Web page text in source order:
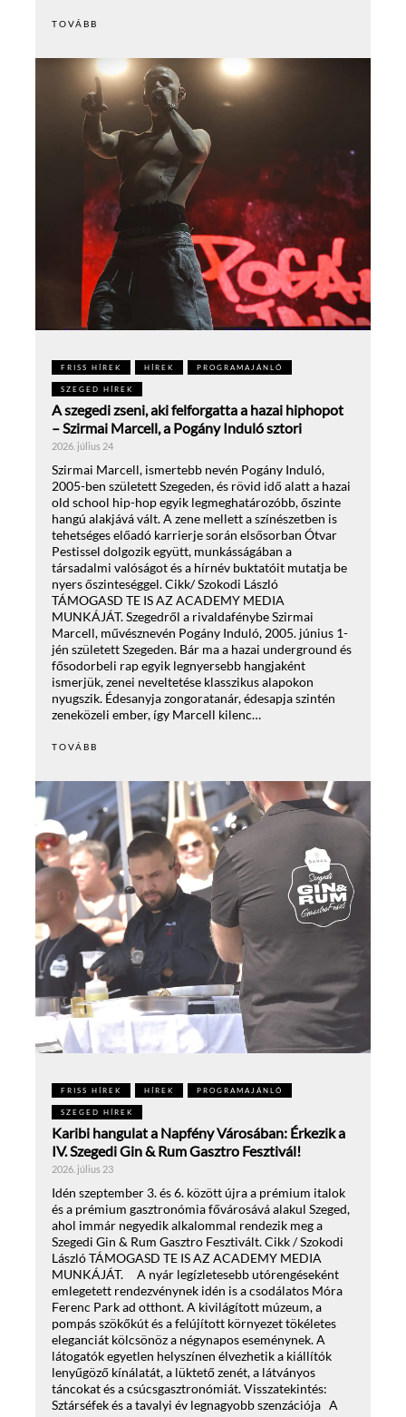
TOVÁBB
FRISS HÍREK HÍREK PROGRAMAJÁNLÓ
SZEGED HÍREK
A szegedi zseni, aki felforgatta a hazai hiphopot
– Szirmai Marcell, a Pogány Induló sztori
2026. július 24
Szirmai Marcell, ismertebb nevén Pogány Induló,
2005-ben született Szegeden, és rövid idő alatt a hazai
old school hip-hop egyik legmeghatározóbb, őszinte
hangú alakjává vált. A zene mellett a színészetben is
tehetséges előadó karrierje során elsősorban Ótvar
Pestissel dolgozik együtt, munkásságában a
társadalmi valóságot és a hírnév buktatóit mutatja be
nyers őszinteséggel. Cikk/ Szokodi László
TÁMOGASD TE IS AZ ACADEMY MEDIA
MUNKÁJÁT. Szegedről a rivaldafénybe Szirmai
Marcell, művésznevén Pogány Induló, 2005. június 1-
jén született Szegeden. Bár ma a hazai underground és
fősodorbeli rap egyik legnyersebb hangjaként
ismerjük, zenei neveltetése klasszikus alapokon
nyugszik. Édesanyja zongoratanár, édesapja szintén
zeneközeli ember, így Marcell kilenc…
TOVÁBB
FRISS HÍREK HÍREK PROGRAMAJÁNLÓ
SZEGED HÍREK
Karibi hangulat a Napfény Városában: Érkezik a
IV. Szegedi Gin & Rum Gasztro Fesztivál!
2026. július 23
Idén szeptember 3. és 6. között újra a prémium italok
és a prémium gasztronómia fővárosává alakul Szeged,
ahol immár negyedik alkalommal rendezik meg a
Szegedi Gin & Rum Gasztro Fesztivált. Cikk / Szokodi
László TÁMOGASD TE IS AZ ACADEMY MEDIA
MUNKÁJÁT. A nyár legízletesebb utórengéseként
emlegetett rendezvénynek idén is a csodálatos Móra
Ferenc Park ad otthont. A kivilágított múzeum, a
pompás szökőkút és a felújított környezet tökéletes
eleganciát kölcsönöz a négynapos eseménynek. A
látogatók egyetlen helyszínen élvezhetik a kiállítók
lenyűgöző kínálatát, a lüktető zenét, a látványos
táncokat és a csúcsgasztronómiát. Visszatekintés:
Sztárséfek és a tavalyi év legnagyobb szenzációja A